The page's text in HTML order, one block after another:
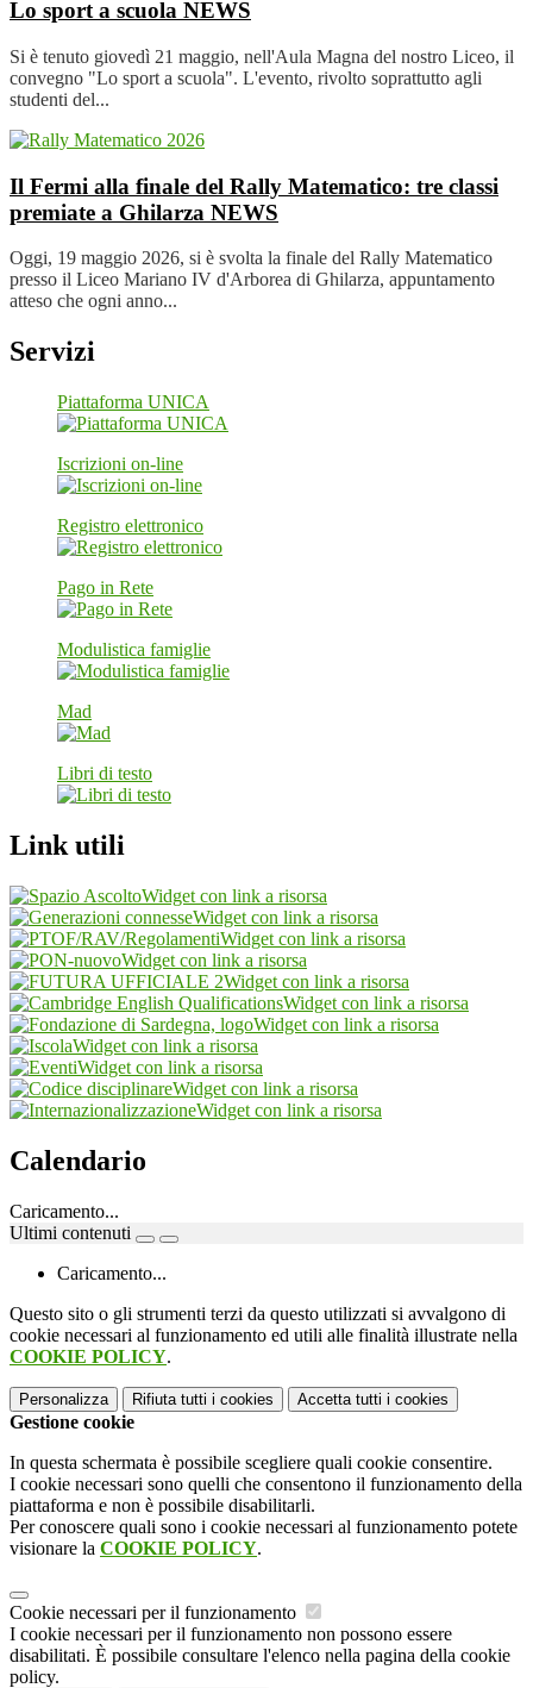
Lo sport a scuola NEWS
Si è tenuto giovedì 21 maggio, nell'Aula Magna del nostro Liceo, il
convegno "Lo sport a scuola". L'evento, rivolto soprattutto agli
studenti del...
Il Fermi alla finale del Rally Matematico: tre classi
premiate a Ghilarza NEWS
Oggi, 19 maggio 2026, si è svolta la finale del Rally Matematico
presso il Liceo Mariano IV d'Arborea di Ghilarza, appuntamento
atteso che ogni anno...
Servizi
Piattaforma UNICA
Iscrizioni on-line
Registro elettronico
Pago in Rete
Modulistica famiglie
Mad
Libri di testo
Link utili
Widget con link a risorsa
Widget con link a risorsa
Widget con link a risorsa
Widget con link a risorsa
Widget con link a risorsa
Widget con link a risorsa
Widget con link a risorsa
Widget con link a risorsa
Widget con link a risorsa
Widget con link a risorsa
Widget con link a risorsa
Calendario
Caricamento...
Ultimi contenuti
Caricamento...
Questo sito o gli strumenti terzi da questo utilizzati si avvalgono di
cookie necessari al funzionamento ed utili alle finalità illustrate nella
COOKIE POLICY.
Personalizza Rifiuta tutti i cookies Accetta tutti i cookies
Gestione cookie
In questa schermata è possibile scegliere quali cookie consentire.
I cookie necessari sono quelli che consentono il funzionamento della
piattaforma e non è possibile disabilitarli.
Per conoscere quali sono i cookie necessari al funzionamento potete
visionare la COOKIE POLICY.
Cookie necessari per il funzionamento
I cookie necessari per il funzionamento non possono essere
disabilitati. È possibile consultare l'elenco nella pagina della cookie
policy.